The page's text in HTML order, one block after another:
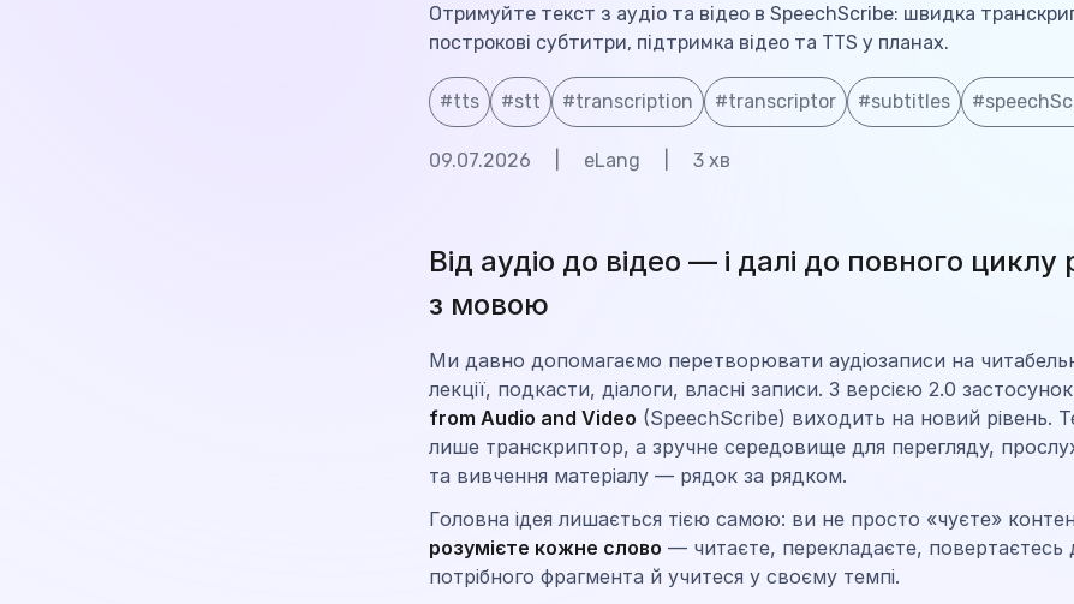
Отримуйте текст з аудіо та відео в SpeechScribe: швидка
построкові субтитри, підтримка відео та TTS у планах.
#tts #stt #transcription #transcriptor #subtitles #
09.07.2026 eLang 3 хв
Від аудіо до відео — і далі до повного циклу
з мовою
Ми давно допомагаємо перетворювати аудіозаписи на
лекції, подкасти, діалоги, власні записи. З версією 2.0 застосунок
from Audio and Video (SpeechScribe) виходить на новий рівень.
лише транскриптор, а зручне середовище для перегляду,
та вивчення матеріалу — рядок за рядком.
Головна ідея лишається тією самою: ви не просто «чуєте»
розумієте кожне слово — читаєте, перекладаєте, повертаєтесь
потрібного фрагмента й учитеся у своєму темпі.